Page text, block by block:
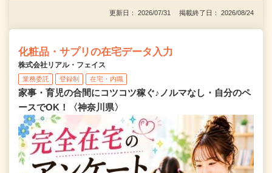
更新日： 2026/07/31 掲載終了日： 2026/08/24
化粧品・サプリの在宅データ入力
株式会社リアル・フェイス
業務委託 登録制 在宅・内職
家事・育児の合間にコツコツ稼ぐ♪ノルマなし・自分のペ
ースでOK！〈神奈川県〉